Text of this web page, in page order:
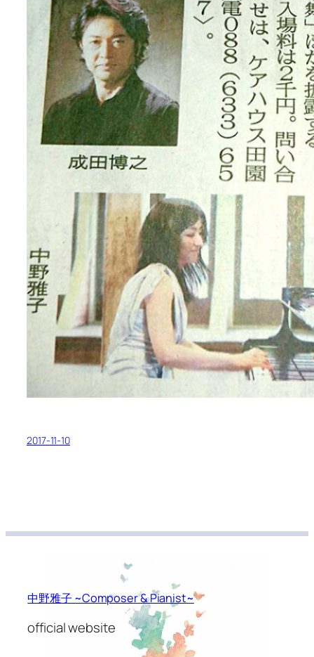
2017-11-10
中野雅子 ~Composer & Pianist~
official website